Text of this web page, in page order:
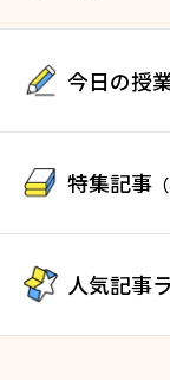
今日の授
特集記事
人気記事